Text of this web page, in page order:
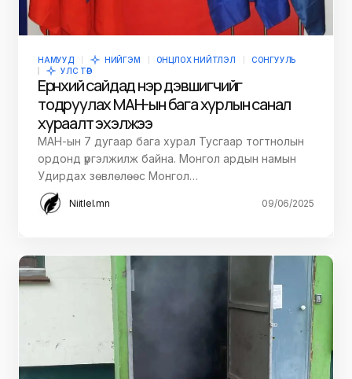
НАМУУД НИЙГЭМ ОНЦЛОХ НИЙТЛЭЛ
СОНГУУЛЬ
УЛС ТӨР
Ерөнхий сайдад нэр дэвшигчийг
тодруулах МАН-ын бага хурлын санал
хураалт эхэлжээ
МАН-ын 7 дугаар бага хурал Тусгаар тогтнолын
ордонд үргэлжилж байна. Монгол ардын намын
Удирдах зөвлөлөөс Монгол…
Niitlel.mn 09/06/2025